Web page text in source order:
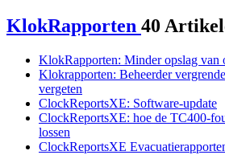
KlokRapporten 40
KlokRapporten: Minder opslag van
Klokrapporten: Beheerder
vergeten
ClockReportsXE: Software-update
ClockReportsXE: hoe de TC400-
lossen
ClockReportsXE